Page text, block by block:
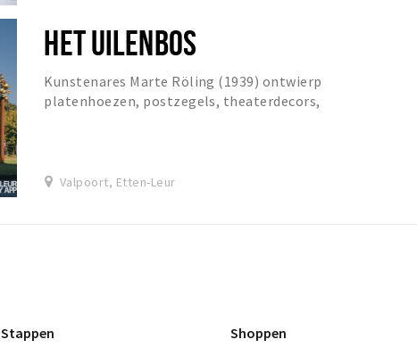
HET UILENBOS
Kunstenares Marte Röling (1939) ontwierp
platenhoezen, postzegels, theaterdecors,
Valpoort, Etten-Leur
Stappen Shoppen